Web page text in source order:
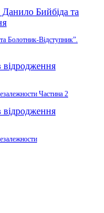
Болотник-Відступник”.
Частина 2